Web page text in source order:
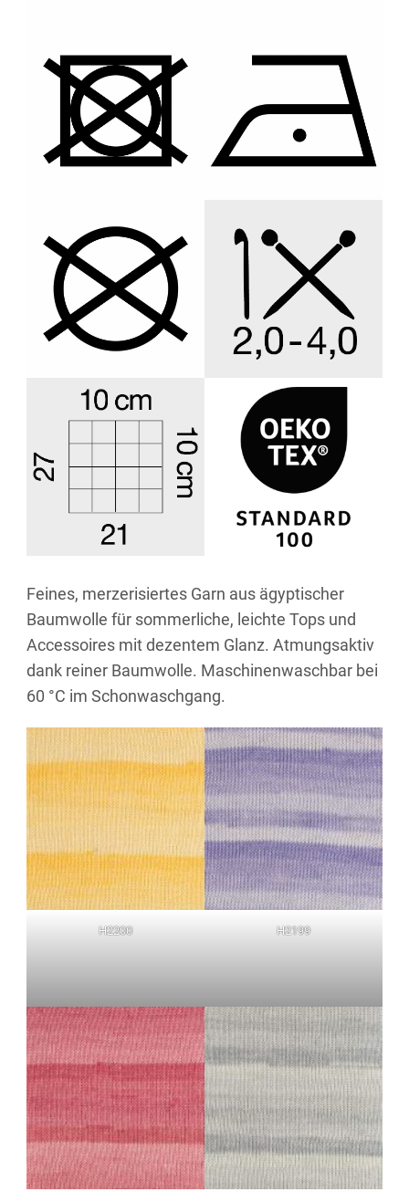
Feines, merzerisiertes Garn aus ägyptischer
Baumwolle für sommerliche, leichte Tops und
Accessoires mit dezentem Glanz. Atmungsaktiv
dank reiner Baumwolle. Maschinenwaschbar bei
60 °C im Schonwaschgang.
H2200 H2199